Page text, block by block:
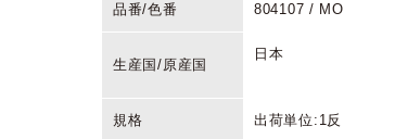
品番/色番 804107 / MO
生産国/原産国
日本
規格 出荷単位:1反